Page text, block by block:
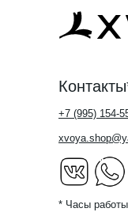
* Часы работы
+7 (995) 154-